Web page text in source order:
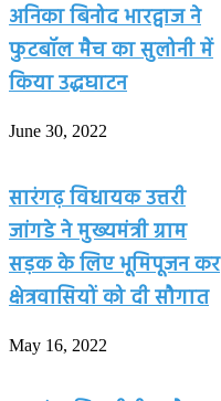
अनिका बिनोद भारद्वाज ने
फुटबॉल मैच का सुलोनी में
किया उद्धघाटन
June 30, 2022
सारंगढ़ विधायक उत्तरी
जांगडे ने मुख्यमंत्री ग्राम
सड़क के लिए भूमिपूजन कर
क्षेत्रवासियों को दी सौगात
May 16, 2022